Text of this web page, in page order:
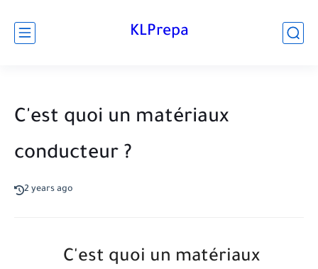
KLPrepa
C'est quoi un matériaux
conducteur ?
2 years ago
C'est quoi un matériaux